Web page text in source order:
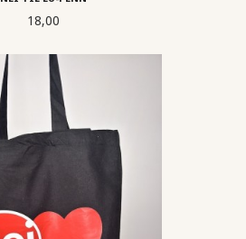
Pris
18,00